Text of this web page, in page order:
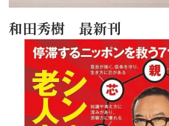
和田秀樹 最新刊